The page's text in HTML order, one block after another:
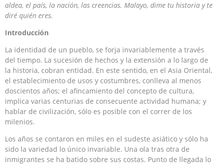
aldea, el país, la nación, las creencias. Malayo, dime tu historia y te
diré quién eres.
Introducción
La identidad de un pueblo, se forja invariablemente a través
del tiempo. La sucesión de hechos y la extensión a lo largo de
la historia, cobran entidad. En este sentido, en el Asia Oriental,
el establecimiento de usos y costumbres, conlleva al menos
doscientos años; el afincamiento del concepto de cultura,
implica varias centurias de consecuente actividad humana; y
hablar de civilización, sólo es posible con el correr de los
milenios.
Los años se contaron en miles en el sudeste asiático y sólo ha
sido la variedad lo único invariable. Una ola tras otra de
inmigrantes se ha batido sobre sus costas. Punto de llegada lo